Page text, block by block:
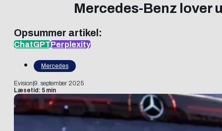
Mercedes-Benz
Opsummer artikel:
ChatGPTPerplexity
Mercedes
Evision 9. september 2025
Læsetid: 5 min